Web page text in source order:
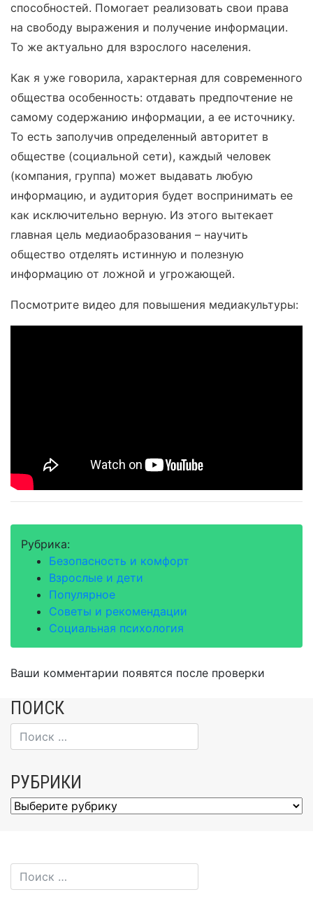
способностей. Помогает реализовать свои права
на свободу выражения и получение информации.
То же актуально для взрослого населения.
Как я уже говорила, характерная для современного
общества особенность: отдавать предпочтение не
самому содержанию информации, а ее источнику.
То есть заполучив определенный авторитет в
обществе (социальной сети), каждый человек
(компания, группа) может выдавать любую
информацию, и аудитория будет воспринимать ее
как исключительно верную. Из этого вытекает
главная цель медиаобразования – научить
общество отделять истинную и полезную
информацию от ложной и угрожающей.
Посмотрите видео для повышения медиакультуры:
Рубрика:
Безопасность и комфорт
Взрослые и дети
Популярное
Советы и рекомендации
Социальная психология
Ваши комментарии появятся после проверки
ПОИСК
РУБРИКИ
Рубрики